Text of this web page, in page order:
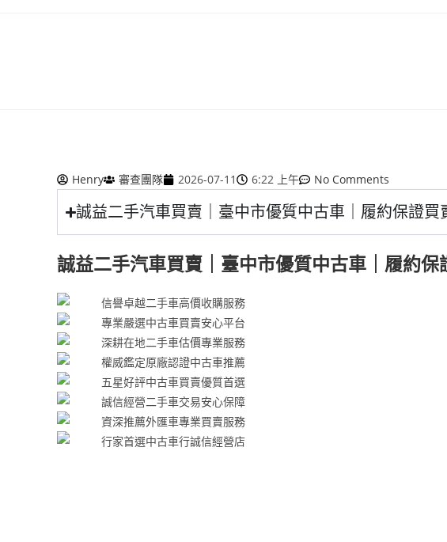
Henry 審查團隊 2026-07-11 6:22 上午 No Comments
誠益二手汽車買賣｜臺中市優質中古車｜履約保證
誠益二手汽車買賣｜臺中市優質中古車｜履約